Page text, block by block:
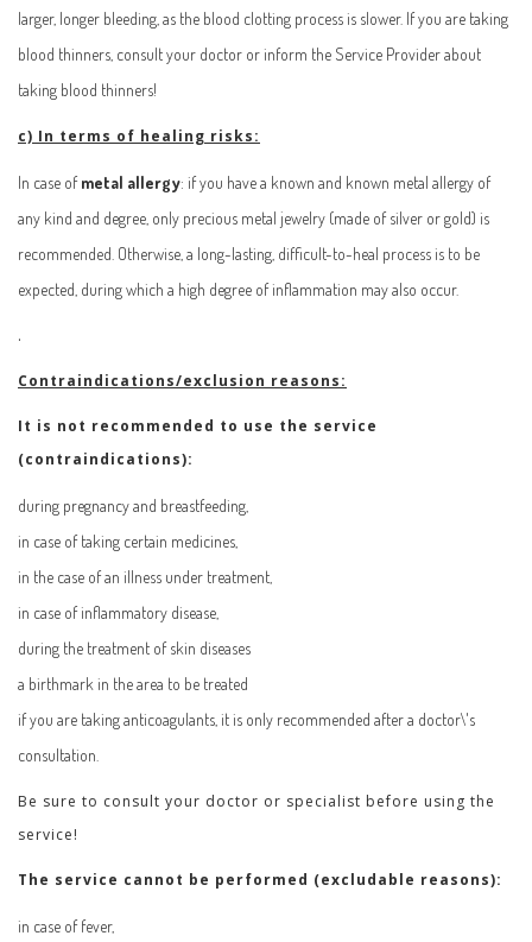
larger, longer bleeding, as the blood clotting process is slower. If you are taking
blood thinners, consult your doctor or inform the Service Provider about
taking blood thinners!
c) In terms of healing risks:
In case ofmetal allergy: if you have a known and known metal allergy of
any kind and degree, only precious metal jewelry (made of silver or gold) is
recommended. Otherwise, a long-lasting, difficult-to-heal process is to be
expected, during which a high degree of inflammation may also occur.
.
Contraindications/exclusion reasons:
It is not recommended to use the service
(contraindications):
during pregnancy and breastfeeding,
in case of taking certain medicines,
in the case of an illness under treatment,
in case of inflammatory disease,
during the treatment of skin diseases
a birthmark in the area to be treated
if you are taking anticoagulants, it is only recommended after a doctor\'s
consultation.
Be sure to consult your doctor or specialist before using the
service!
The service cannot be performed (excludable reasons):
in case of fever,